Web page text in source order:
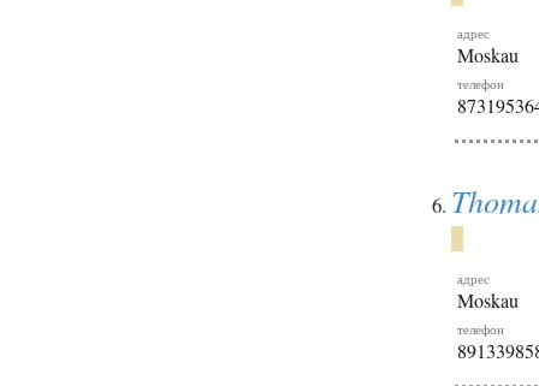
адрес
Moskau
телефон
адрес
Moskau
телефон